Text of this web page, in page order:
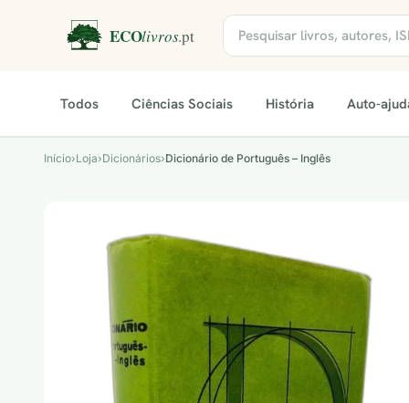
Todos Ciências Sociais História Auto-
Início›Loja›Dicionários›Dicionário de Português – Inglês